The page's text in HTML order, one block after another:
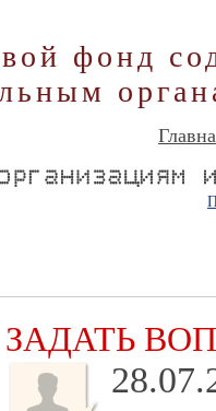
фонд
ЗАДАТЬ